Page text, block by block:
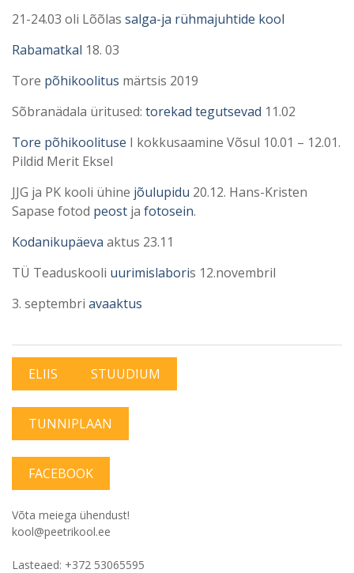
21-24.03 oli Lõõlas salga-ja rühmajuhtide kool
Rabamatkal 18. 03
Tore põhikoolitus märtsis 2019
Sõbranädala üritused: torekad tegutsevad 11.02
Tore põhikoolituse I kokkusaamine Võsul 10.01 – 12.01.
Pildid Merit Eksel
JJG ja PK kooli ühine jõulupidu 20.12. Hans-Kristen
Sapase fotod peost ja fotosein.
Kodanikupäeva aktus 23.11
TÜ Teaduskooli uurimislaboris 12.novembril
3. septembri avaaktus
ELIIS STUUDIUM
TUNNIPLAAN
FACEBOOK
Võta meiega ühendust!
kool@peetrikool.ee
Lasteaed: +372 53065595